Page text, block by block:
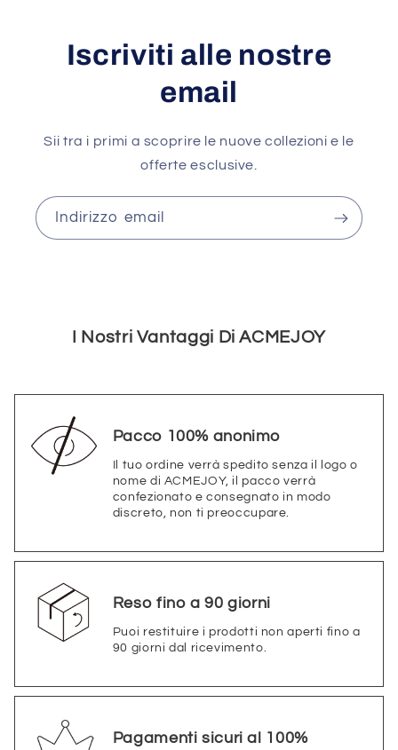
Iscriviti alle nostre
email
Sii tra i primi a scoprire le nuove collezioni e le
offerte esclusive.
Indirizzo email
I Nostri Vantaggi Di ACMEJOY
Pacco 100% anonimo
Il tuo ordine verrà spedito senza il logo o
nome di ACMEJOY, il pacco verrà
confezionato e consegnato in modo
discreto, non ti preoccupare.
Reso fino a 90 giorni
Puoi restituire i prodotti non aperti fino a
90 giorni dal ricevimento.
Pagamenti sicuri al 100%